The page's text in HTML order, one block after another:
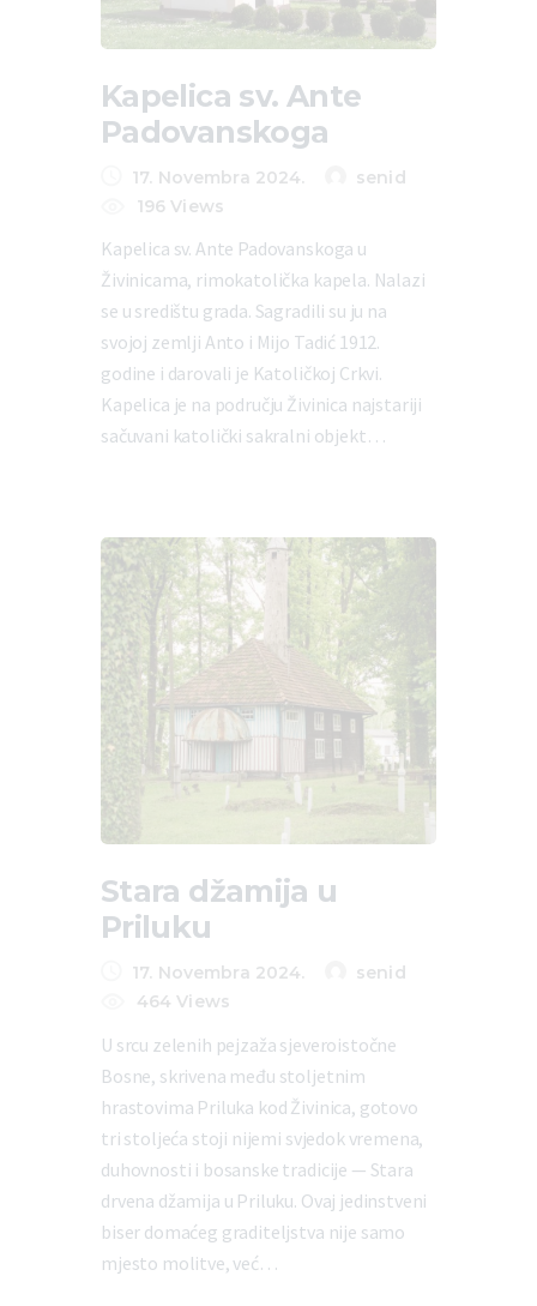
Kapelica sv. Ante
Padovanskoga
17. Novembra 2024.
senid
196 Views
Kapelica sv. Ante Padovanskoga u
Živinicama, rimokatolička kapela. Nalazi
se u središtu grada. Sagradili su ju na
svojoj zemlji Anto i Mijo Tadić 1912.
godine i darovali je Katoličkoj Crkvi.
Kapelica je na području Živinica najstariji
sačuvani katolički sakralni objekt…
Stara džamija u
Priluku
17. Novembra 2024.
senid
464 Views
U srcu zelenih pejzaža sjeveroistočne
Bosne, skrivena među stoljetnim
hrastovima Priluka kod Živinica, gotovo
tri stoljeća stoji nijemi svjedok vremena,
duhovnosti i bosanske tradicije — Stara
drvena džamija u Priluku. Ovaj jedinstveni
biser domaćeg graditeljstva nije samo
mjesto molitve, već…